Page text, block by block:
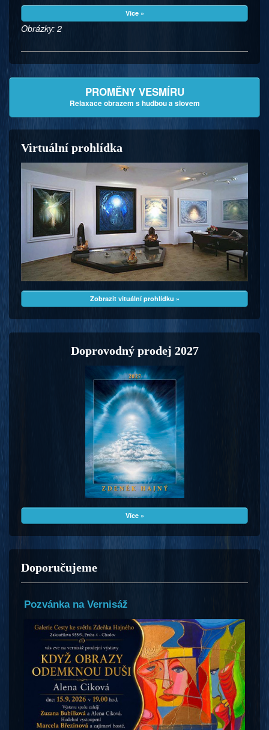
Více »
Obrázky: 2
PROMĚNY VESMÍRU
Relaxace obrazem s hudbou a slovem
Virtuální prohlídka
Zobrazit vituální prohlídku »
Doprovodný prodej 2027
Více »
Doporučujeme
Pozvánka na Vernisáž